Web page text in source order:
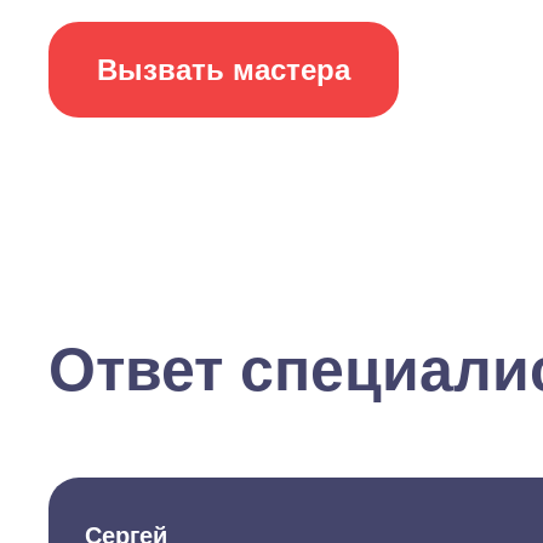
Вызвать мастера
Ответ
Сергей